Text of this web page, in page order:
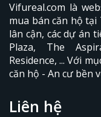
PLAZA
Vifureal.com là
mua bán căn hộ
lân cận, các dự án
Plaza, The
Residence, ... Với
căn hộ - An cư bền
Liên hệ